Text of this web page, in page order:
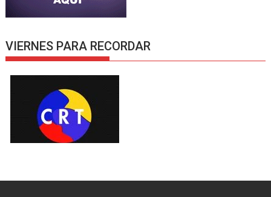
VIERNES PARA RECORDAR